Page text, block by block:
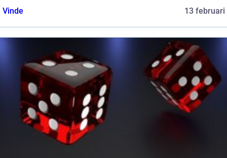
Vinde
13 februari